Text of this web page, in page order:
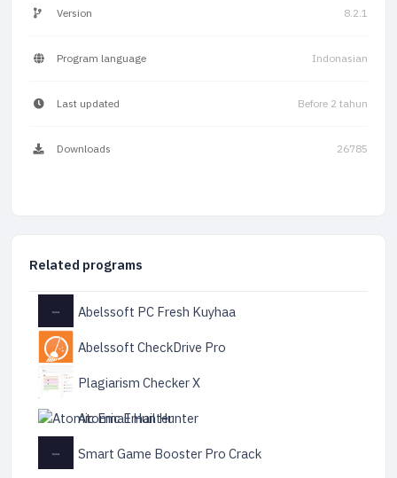
Version 8.2.1
Program language Indonasian
Last updated Before 2 tahun
Downloads 26785
Related programs
Abelssoft PC Fresh Kuyhaa
Abelssoft CheckDrive Pro
Plagiarism Checker X
Atomic Email Hunter
Smart Game Booster Pro Crack